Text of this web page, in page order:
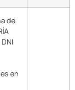
de
DNI
en